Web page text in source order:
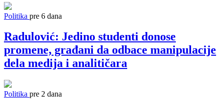
Politika pre 6 dana
Radulović: Jedino studenti donose
promene, građani da odbace manipulacije
dela medija i analitičara
Politika pre 2 dana